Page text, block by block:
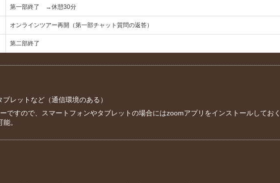
第一部終了 →休憩30分
オンラインツアー再開（第一部チャット質問の返答）
第二部終了
レットなど（通信環境のある）
ですので、スマートフォンやタブレットの場合にはzoomアプリをインストールして
。